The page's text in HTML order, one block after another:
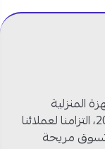
المنزلية
والكهربائية وأنظمة التكييف. تأسست في 2012، التزامنا لعملائنا
مريحة